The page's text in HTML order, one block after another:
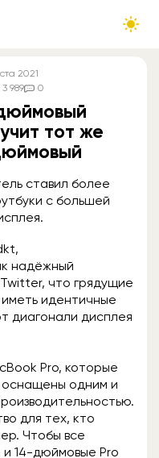
2021
3 989 0
тот же
ставил более
с большей
надёжный
что грядущие
идентичные
диагонали дисплея
Pro, которые
оснащены одним и
для тех, кто
Чтобы все
и 14-дюймовые Pro